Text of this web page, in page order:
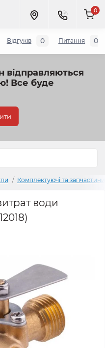
відправляються
Все буде
0
Комплектуючі та
води
Відгуків 0 Питання 0